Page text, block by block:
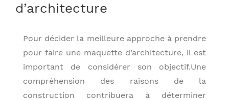
d’architecture
Pour décider la meilleure approche à prendre
pour faire une maquette d’architecture, il est
important de considérer son objectif.Une
compréhension des raisons de la
construction contribuera à déterminer